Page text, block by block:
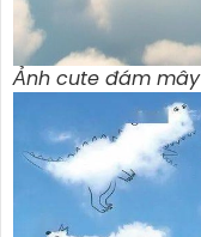
Ảnh cute đám